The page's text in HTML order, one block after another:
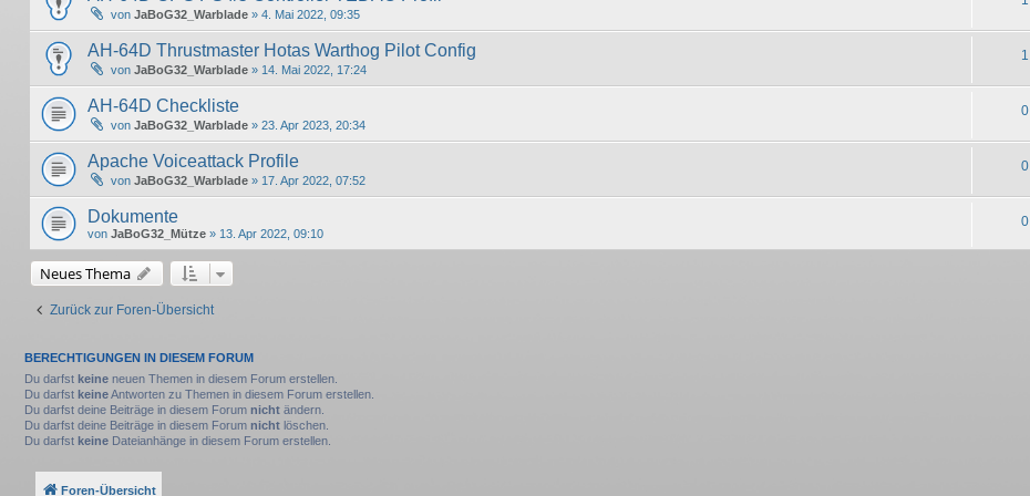
von JaBoG32_Warblade » 4. Mai 2022, 09:35
AH-64D Thrustmaster Hotas Warthog Pilot Config
von JaBoG32_Warblade » 14. Mai 2022, 17:24
1
AH-64D Checkliste
von JaBoG32_Warblade » 23. Apr 2023, 20:34
0
Apache Voiceattack Profile
von JaBoG32_Warblade » 17. Apr 2022, 07:52
0
Dokumente
von JaBoG32_Mütze » 13. Apr 2022, 09:10
0
Neues Thema
Zurück zur Foren-Übersicht
BERECHTIGUNGEN IN DIESEM FORUM
Du darfst keine neuen Themen in diesem Forum erstellen.
Du darfst keineAntworten zu Themen in diesem Forum erstellen.
Du darfst deine Beiträge in diesem Forum nicht ändern.
Du darfst deine Beiträge in diesem Forum nicht löschen.
Du darfst keine Dateianhänge in diesem Forum erstellen.
Foren-Übersicht